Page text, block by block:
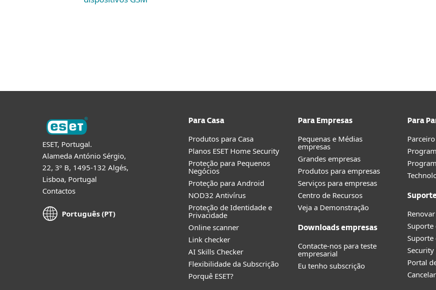
ESET, Portugal.
Alameda António Sérgio,
22, 3º B, 1495-132 Algés,
Lisboa, Portugal
Contactos
Português (PT)
Para Casa
Produtos para Casa
Planos ESET Home Security
Proteção para Pequenos
Negócios
Proteção para Android
NOD32 Antivírus
Proteção de Identidade e
Privacidade
Online scanner
Link checker
AI Skills Checker
Flexibilidade da Subscrição
Porquê ESET?
Para Empresas
Pequenas e Médias
empresas
Grandes empresas
Produtos para empresas
Serviços para empresas
Centro de Recursos
Veja a Demonstração
Downloads empresas
Contacte-nos para teste
empresarial
Eu tenho subscrição
Para
Parceiro
Renovar
Suporte
Suporte
Portal